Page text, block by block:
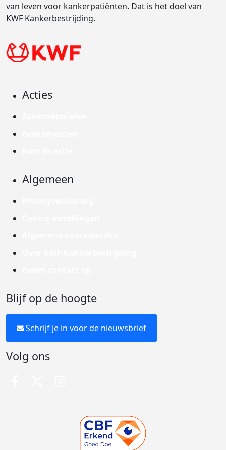
van leven voor kankerpatiënten. Dat is het doel van
KWF Kankerbestrijding.
Acties
Algemeen
Blijf op de hoogte
Schrijf je in voor de nieuwsbrief
Volg ons